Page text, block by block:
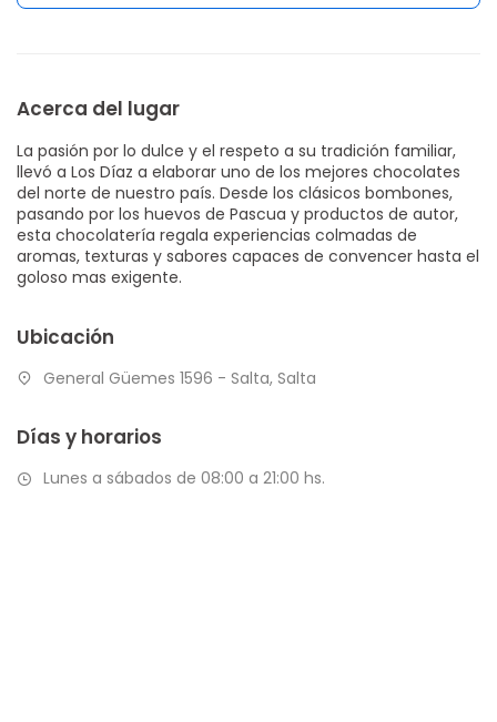
Acerca del lugar
La pasión por lo dulce y el respeto a su tradición familiar,
llevó a Los Díaz a elaborar uno de los mejores chocolates
del norte de nuestro país. Desde los clásicos bombones,
pasando por los huevos de Pascua y productos de autor,
esta chocolatería regala experiencias colmadas de
aromas, texturas y sabores capaces de convencer hasta el
goloso mas exigente.
Ubicación
General Güemes 1596 - Salta, Salta
Días y horarios
Lunes a sábados de 08:00 a 21:00 hs.